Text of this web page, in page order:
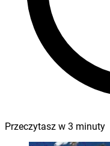
Przeczytasz w 3 minuty